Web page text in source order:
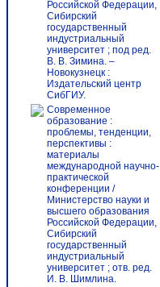
Российской Федерации,
Сибирский
государственный
индустриальный
университет ; под ред.
В. В. Зимина. –
Новокузнецк :
Издательский центр
СибГИУ.
Современное
образование :
проблемы, тенденции,
перспективы :
материалы
международной научно-
практической
конференции /
Министерство науки и
высшего образования
Российской Федерации,
Сибирский
государственный
индустриальный
университет ; отв. ред.
И. В. Шимлина.